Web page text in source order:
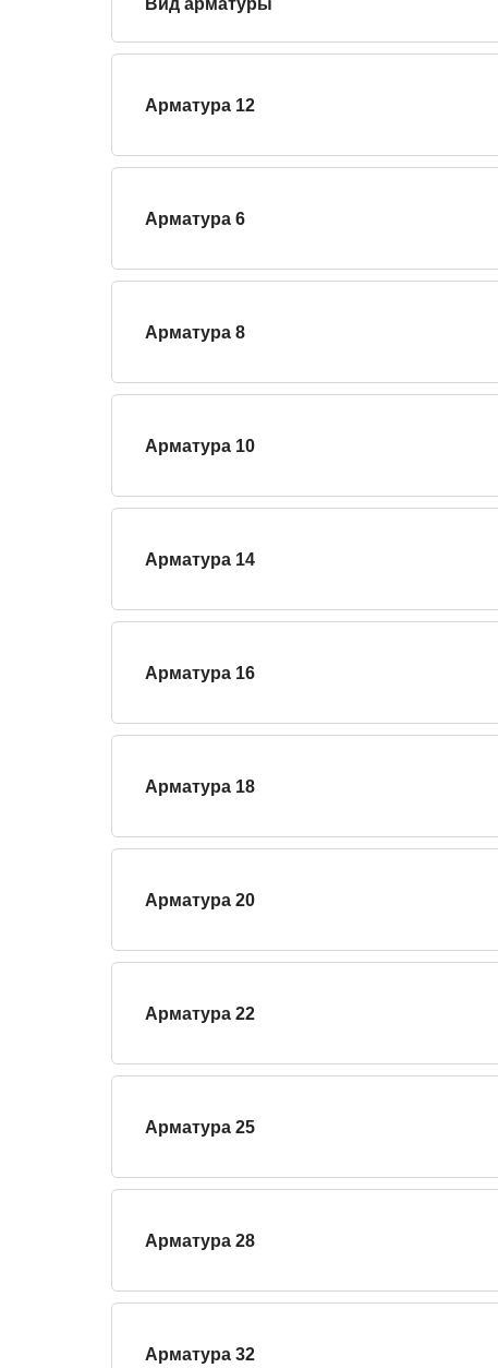
Вид арматуры
Арматура 12
Арматура 6
Арматура 8
Арматура 10
Арматура 14
Арматура 16
Арматура 18
Арматура 20
Арматура 22
Арматура 25
Арматура 28
Арматура 32